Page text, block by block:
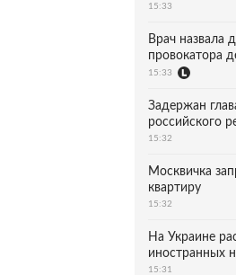
15:33
Врач назвала
провокатора
15:33
Задержан
российского
15:32
Москвичка
квартиру
15:32
На Украине
иностранных
15:31